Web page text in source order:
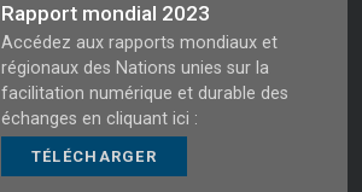
Rapport mondial 2023
Accédez aux rapports mondiaux et
régionaux des Nations unies sur la
facilitation numérique et durable des
échanges en cliquant ici :
TÉLÉCHARGER